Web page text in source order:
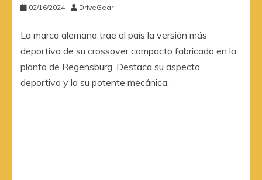
02/16/2024 DriveGear
La marca alemana trae al país la versión más
deportiva de su crossover compacto fabricado en la
planta de Regensburg. Destaca su aspecto
deportivo y la su potente mecánica.